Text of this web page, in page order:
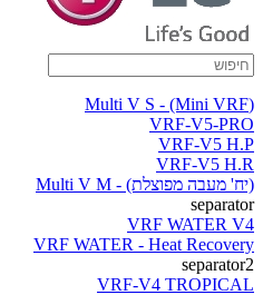
(Multi V S - (Mini VRF
VRF-V5-PRO
VRF-V5 H.P
VRF-V5 H.R
(יח' מעבה מפוצלת) - Multi V M
separator
VRF WATER V4
VRF WATER - Heat Recovery
separator2
VRF-V4 TROPICAL